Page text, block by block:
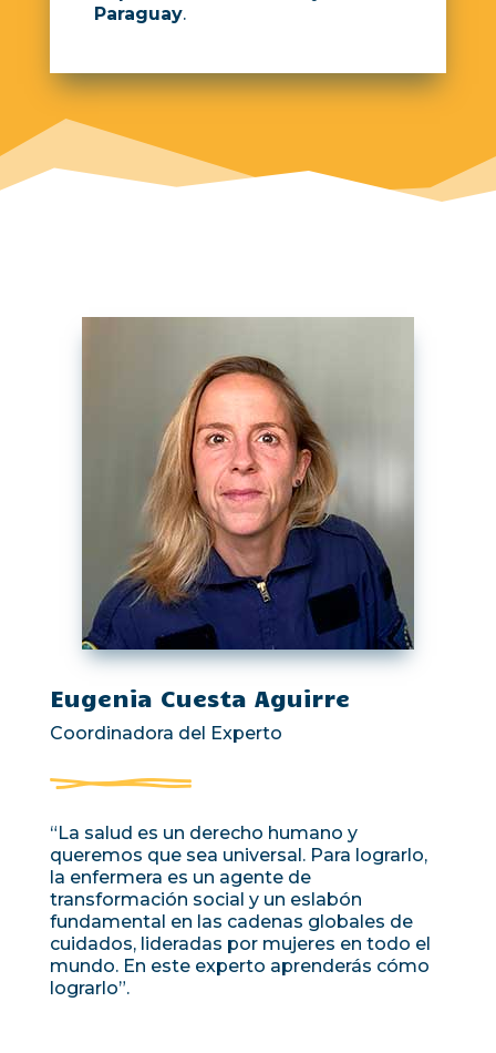
Paraguay.
Eugenia Cuesta Aguirre
Coordinadora del Experto
“La salud es un derecho humano y
queremos que sea universal. Para lograrlo,
la enfermera es un agente de
transformación social y un eslabón
fundamental en las cadenas globales de
cuidados, lideradas por mujeres en todo el
mundo. En este experto aprenderás cómo
lograrlo”.